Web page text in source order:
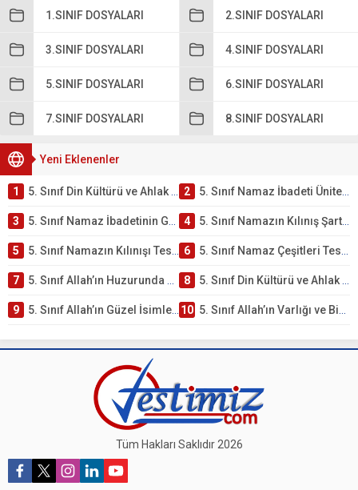
1.SINIF DOSYALARI 2.SINIF DOSYALARI
3.SINIF DOSYALARI 4.SINIF DOSYALARI
5.SINIF DOSYALARI 6.SINIF DOSYALARI
7.SINIF DOSYALARI 8.SINIF DOSYALARI
Yeni Eklenenler
1 5. Sınıf Din Kültürü ve Ahlak Bilgisi 2. Ünite: Namaz İbadeti Çalışmaları 2 5. Sınıf Namaz İbadeti Ünite Testi – Online Çöz
3 5. Sınıf Namaz İbadetinin Getirdiği Faydalar Testi 4 5. Sınıf Namazın Kılınış Şartları Testi
5 5. Sınıf Namazın Kılınışı Testi – Online Çöz 6 5. Sınıf Namaz Çeşitleri Testi – Online Çöz
7 5. Sınıf Allah’ın Huzurunda Olmak – Namaz İbadeti Testi 8 5. Sınıf Din Kültürü ve Ahlak Bilgisi 1. Ünite: Allah İnancı Çalışmaları
9 5. Sınıf Allah’ın Güzel İsimleri Testi – Online Çöz 10 5. Sınıf Allah’ın Varlığı ve Birliği Testi – Online Çöz
Tüm Hakları Saklıdır 2026